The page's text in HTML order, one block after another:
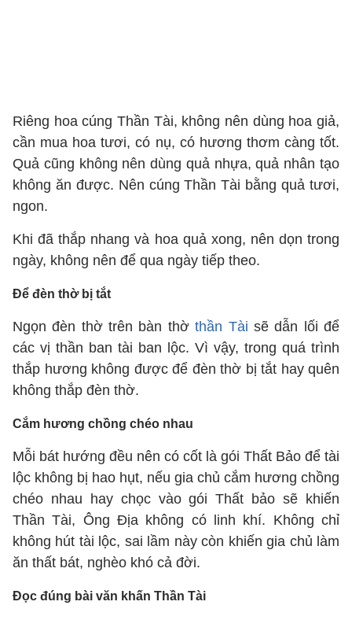
Riêng hoa cúng Thần Tài, không nên dùng hoa giả,
cần mua hoa tươi, có nụ, có hương thơm càng tốt.
Quả cũng không nên dùng quả nhựa, quả nhân tạo
không ăn được. Nên cúng Thần Tài bằng quả tươi,
ngon.
Khi đã thắp nhang và hoa quả xong, nên dọn trong
ngày, không nên để qua ngày tiếp theo.
Để đèn thờ bị tắt
Ngọn đèn thờ trên bàn thờthần Tài sẽ dẫn lối để
các vị thần ban tài ban lộc. Vì vậy, trong quá trình
thắp hương không được để đèn thờ bị tắt hay quên
không thắp đèn thờ.
Cắm hương chồng chéo nhau
Mỗi bát hướng đều nên có cốt là gói Thất Bảo để tài
lộc không bị hao hụt, nếu gia chủ cắm hương chồng
chéo nhau hay chọc vào gói Thất bảo sẽ khiến
Thần Tài, Ông Địa không có linh khí. Không chỉ
không hút tài lộc, sai lầm này còn khiến gia chủ làm
ăn thất bát, nghèo khó cả đời.
Đọc đúng bài văn khấn Thần Tài